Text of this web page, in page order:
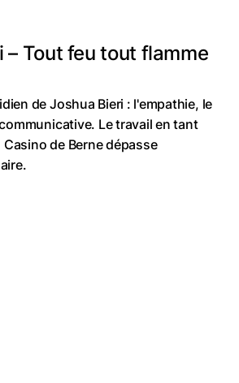
– Tout feu tout flamme
de Joshua Bieri : l'empathie, le
Le travail en tant
de Berne dépasse